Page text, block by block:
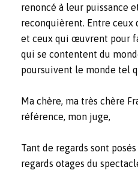
renoncé à leur puissance
reconquièrent. Entre
et ceux qui œuvrent pour
qui se contentent du
poursuivent le monde tel
Ma chère, ma très chère
référence, mon juge,
Tant de regards sont
regards otages du